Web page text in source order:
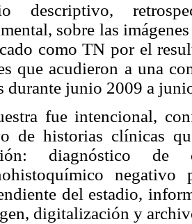
descriptivo,
sobre las
como TN por el
que acudieron a una
durante junio 2009 a
fue intencional,
de historias clínicas
diagnóstico de
del estadio,
digitalización y